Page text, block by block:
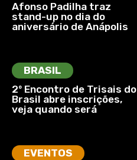
Afonso Padilha traz
stand-up no dia do
aniversário de Anápolis
BRASIL
2º Encontro de Trisais do
Brasil abre inscrições,
veja quando será
EVENTOS